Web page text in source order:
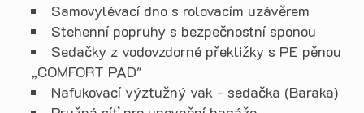
Samovylévací dno s rolovacím uzávěrem
Stehenní popruhy s bezpečnostní sponou
Sedačky z vodovzdorné překližky s PE pěnou
„COMFORT PAD"
Nafukovací výztužný vak - sedačka (Baraka)